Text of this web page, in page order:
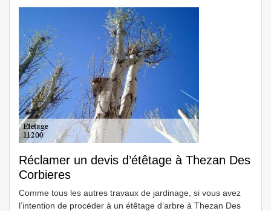
Réclamer un devis d’étêtage à Thezan Des
Corbieres
Comme tous les autres travaux de jardinage, si vous avez
l’intention de procéder à un étêtage d’arbre à Thezan Des